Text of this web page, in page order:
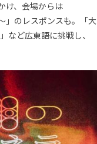
け、会場からは
」のレスポンスも。「大
など広東語に挑戦し、